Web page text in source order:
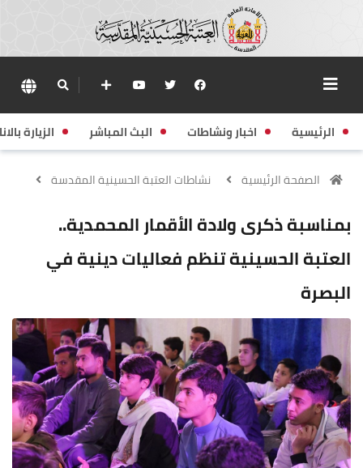
الرئيسية اخبار ونشاطات البث المباشر الزيارة
الصفحة الرئيسية نشاطات العتبة الحسينية المقدسة
بمناسبة ذكرى ولادة الأقمار المحمدية..
العتبة الحسينية تنظم فعاليات دينية في
البصرة